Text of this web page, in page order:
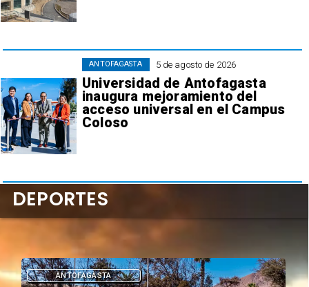
5 de agosto de 2026
Universidad de Antofagasta
inaugura mejoramiento del
acceso universal en el Campus
Coloso
ANTOFAGASTA
DEPORTES
DEPORTES